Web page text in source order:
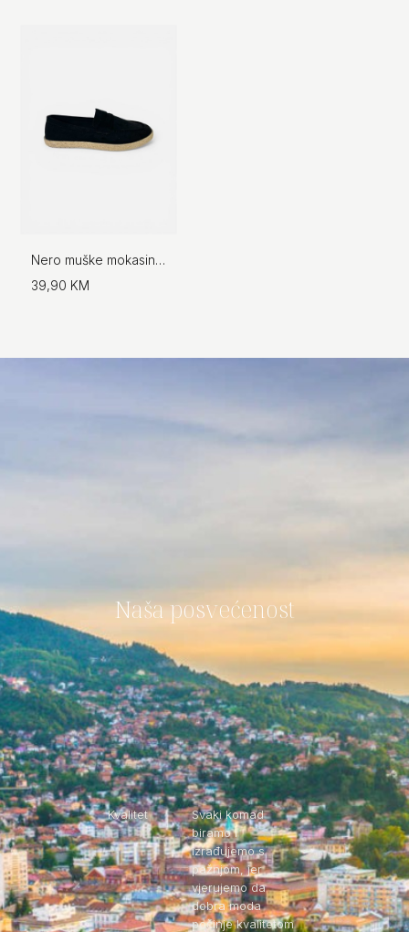
Naša posvećenost
Kvalitet
Svaki komad
biramo i
izrađujemo s
pažnjom, jer
vjerujemo da
dobra moda
počinje kvalitetom
Nero muške mokasine sa plutanim đonom
39,90 KM